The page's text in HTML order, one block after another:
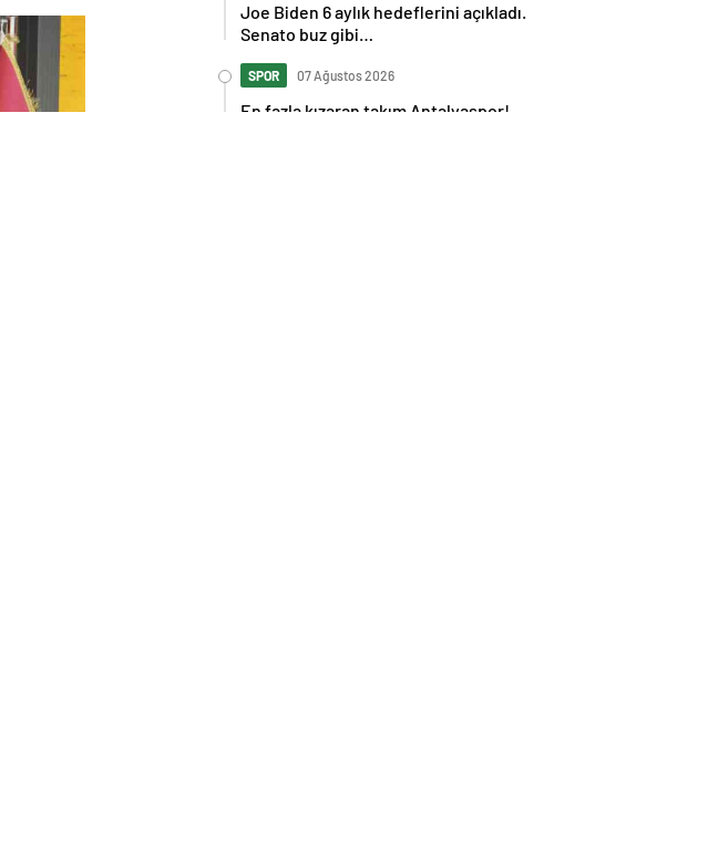
Joe Biden 6 aylık hedeflerini açıkladı.
Senato buz gibi…
SPOR 07 Ağustos 2026
En fazla kızaran takım Antalyaspor!